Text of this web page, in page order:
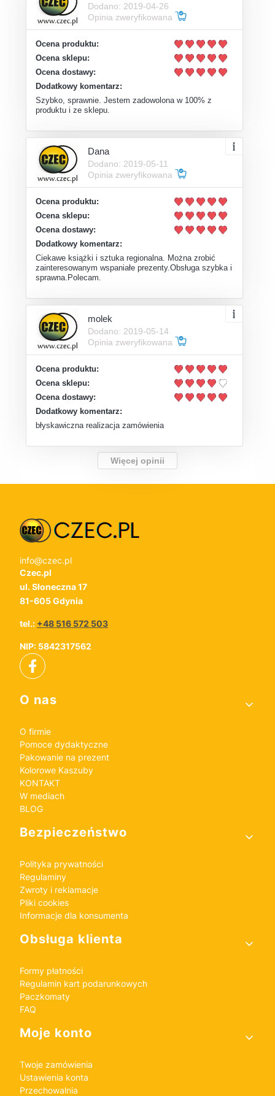
Dodano: 2019-04-26
Opinia zweryfikowana
Ocena produktu:
Ocena sklepu:
Ocena dostawy:
Dodatkowy komentarz:
Szybko, sprawnie. Jestem zadowolona w 100% z
produktu i ze sklepu.
Dana
Dodano: 2019-05-11
Opinia zweryfikowana
Ocena produktu:
Ocena sklepu:
Ocena dostawy:
Dodatkowy komentarz:
Ciekawe książki i sztuka regionalna. Można zrobić
zainteresowanym wspaniałe prezenty.Obsługa szybka i
sprawna.Polecam.
molek
Dodano: 2019-05-14
Opinia zweryfikowana
Ocena produktu:
Ocena sklepu:
Ocena dostawy:
Dodatkowy komentarz:
błyskawiczna realizacja zamówienia
Więcej opinii
info@czec.pl
Czec.pl
ul. Słoneczna 17
81-605 Gdynia
tel.: +48 516 572 503
NIP: 5842317562
Linki w stopce
O nas
O firmie
Pomoce dydaktyczne
Pakowanie na prezent
Kolorowe Kaszuby
KONTAKT
W mediach
BLOG
Bezpieczeństwo
Polityka prywatności
Regulaminy
Zwroty i reklamacje
Pliki cookies
Informacje dla konsumenta
Obsługa klienta
Formy płatności
Regulamin kart podarunkowych
Paczkomaty
FAQ
Moje konto
Twoje zamówienia
Ustawienia konta
Przechowalnia